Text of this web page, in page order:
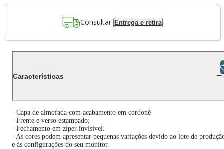
Consultar Entrega e retira
Características
- Capa de almofada com acabamento em cordonê
- Frente e verso estampado;
- Fechamento em zíper invisivel.
- As cores podem apresentar pequenas variações devido ao lote de
e às configurações do seu monitor.